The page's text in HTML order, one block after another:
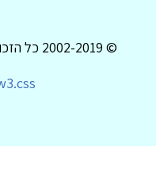
© 2002-2019 כל הזכויות שמורות לפסיכולוגיה עברית